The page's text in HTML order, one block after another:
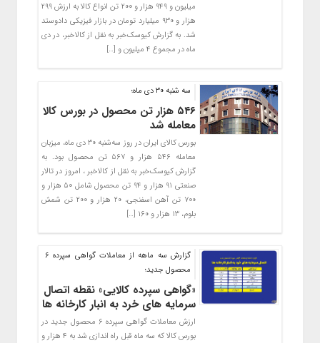
میلیون و ۹۴۹ هزار و ۲۰۰ تن انواع کالا به ارزش ۲۹۹
هزار و ۹۳۰ میلیارد تومان در بازار فیزیکی دادوستد
شد. به گزارش کیوسک‌خبر به نقل از کالاخبر، در دی
ماه در مجموع ۴ میلیون و […]
سه شنبه ۳۰ دی ماه؛
۵۴۶ هزار تن محصول در بورس کالا
معامله شد
بورس کالای ایران در روز سه‌شنبه ۳۰ دی ماه، میزبان
معامله ۵۴۶ هزار و ۵۶۷ تن محصول بود. به
گزارش کیوسک‌‌خبر به نقل از کالاخبر ، امروز در تالار
صنعتی ۹۱ هزار و ۹۴ تن محصول شامل ۵۰ هزار و
۷۰۰ تن آهن اسفنجی، ۲۰ هزار و ۲۰۰ تن شمش
بلوم، ۱۳ هزار و ۱۶۰ […]
گزارش سه ماهه از معاملات گواهی سپرده ۶
محصول جدید؛
«گواهی سپرده کالایی» نقطه اتصال
سرمایه های خرد به انبار کارخانه ها
ارزش معاملات گواهی سپرده ۶ محصول جدید در
بورس کالا که سه ماه قبل راه اندازی شد به ۴ هزار و